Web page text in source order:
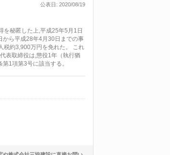
公表日: 2020/08/19
を秘匿した上,平成25年5月1日
から平成28年4月30日までの事
税約3,900万円を免れた。 これ
表取締役は,懲役1年（執行猶
1項第3号に該当する。